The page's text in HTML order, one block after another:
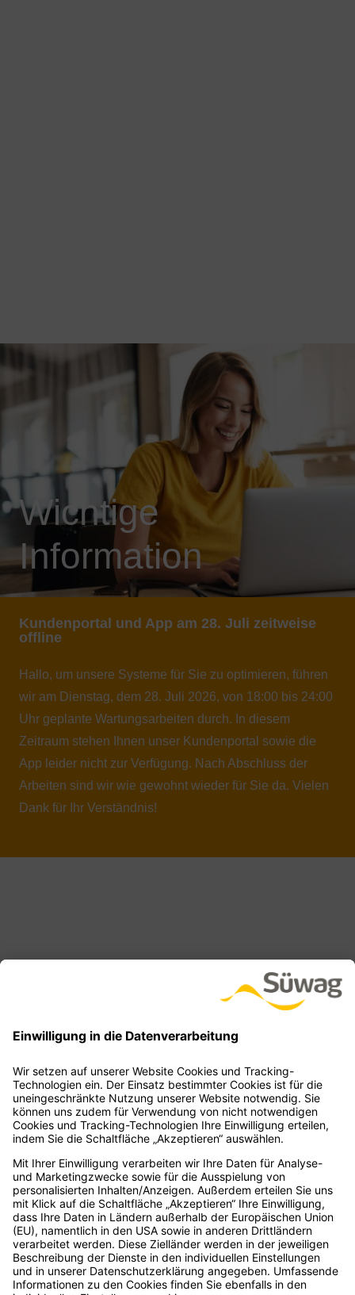
Hallo, um unsere Systeme für Sie zu optimieren, führen
wir am Dienstag, dem 28. Juli 2026, von 18:00 bis 24:00
Uhr geplante Wartungsarbeiten durch. In diesem
Zeitraum stehen Ihnen unser Kundenportal sowie die
App leider nicht zur Verfügung. Nach Abschluss der
Arbeiten sind wir wie gewohnt wieder für Sie da. Vielen
Dank für Ihr Verständnis!